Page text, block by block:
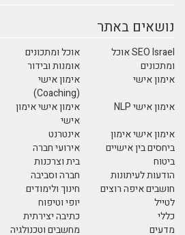
נושאים באתר
SEO Israel אוכל
ומתכונים
אוכל ומתכונים
אומנות ובידור
אימון אישי
אימון אישי
(Coaching)
אימון אישי NLP
אימון אישי אימון
אישי
אימון אישי אימון
ביחסים בין אישיים
אינטרנט
אירועי חברה
ביטוח
בית וצרכנות
הודעות לעיתונות
חברה וסביבה
חושבים איפה רוצים
לטייל
חינוך ולימודים
יופי וטיפוח
כללי
כתיבה יצירתית
מדעים
מחשבים וטכנולגיה